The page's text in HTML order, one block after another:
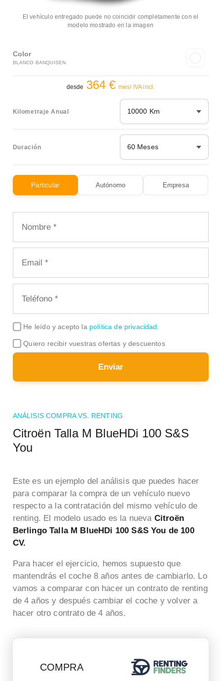
El vehículo entregado puede no coincidir completamente con el
modelo mostrado en la imagen
Color
BLANCO BANQUISEN
desde 364 € mes/ IVA incl.
Kilometraje Anual 10000 Km
Duración 60 Meses
Particular Autónomo Empresa
He leído y acepto la política de privacidad
Quiero recibir vuestras ofertas y descuentos
Enviar
ANÁLISIS COMPRA VS. RENTING
Citroën Talla M BlueHDi 100 S&S
You
Este es un ejemplo del análisis que puedes hacer
para comparar la compra de un vehículo nuevo
respecto a la contratación del mismo vehículo de
renting. El modelo usado es la nueva Citroën
Berlingo Talla M BlueHDi 100 S&S You de 100
CV.
Para hacer el ejercicio, hemos supuesto que
mantendrás el coche 8 años antes de cambiarlo. Lo
vamos a comparar con hacer un contrato de renting
de 4 años y después cambiar el coche y volver a
hacer otro contrato de 4 años.
COMPRA